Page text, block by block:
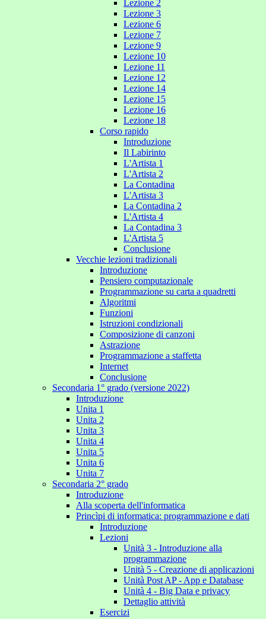
Lezione 2
Lezione 3
Lezione 6
Lezione 7
Lezione 9
Lezione 10
Lezione 11
Lezione 12
Lezione 14
Lezione 15
Lezione 16
Lezione 18
Corso rapido
Introduzione
Il Labirinto
L'Artista 1
L'Artista 2
La Contadina
L'Artista 3
La Contadina 2
L'Artista 4
La Contadina 3
L'Artista 5
Conclusione
Vecchie lezioni tradizionali
Introduzione
Pensiero computazionale
Programmazione su carta a quadretti
Algoritmi
Funzioni
Istruzioni condizionali
Composizione di canzoni
Astrazione
Programmazione a staffetta
Internet
Conclusione
Secondaria 1° grado (versione 2022)
Introduzione
Unita 1
Unita 2
Unita 3
Unita 4
Unita 5
Unita 6
Unita 7
Secondaria 2° grado
Introduzione
Alla scoperta dell'informatica
Princìpi di informatica: programmazione e dati
Introduzione
Lezioni
Unità 3 - Introduzione alla
programmazione
Unità 5 - Creazione di applicazioni
Unità Post AP - App e Database
Unità 4 - Big Data e privacy
Dettaglio attività
Esercizi